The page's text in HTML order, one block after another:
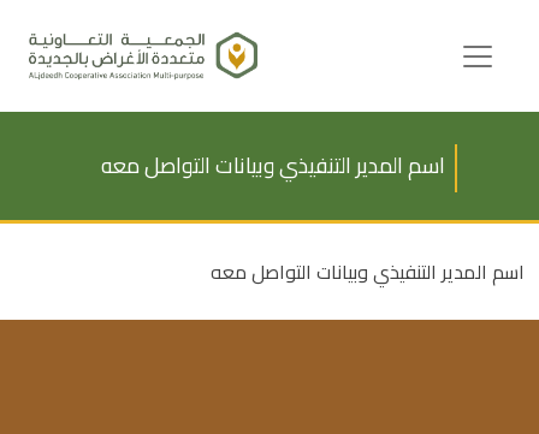
content
اسم المدير التنفيذي وبيانات التواصل معه
اسم المدير التنفيذي وبيانات التواصل معه